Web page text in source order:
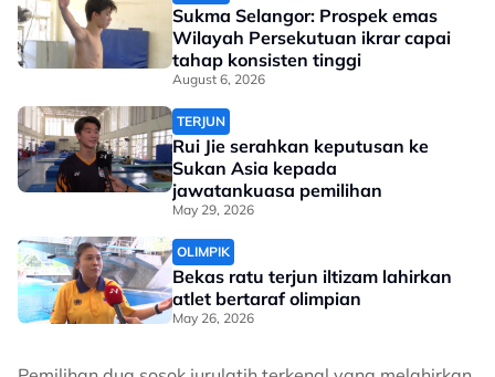
Sukma Selangor: Prospek emas
Wilayah Persekutuan ikrar capai
tahap konsisten tinggi
August 6, 2026
TERJUN
Rui Jie serahkan keputusan ke
Sukan Asia kepada
jawatankuasa pemilihan
May 29, 2026
OLIMPIK
Bekas ratu terjun iltizam lahirkan
atlet bertaraf olimpian
May 26, 2026